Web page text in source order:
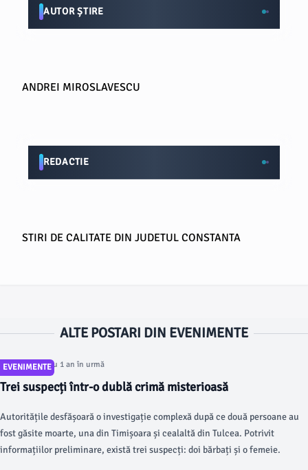
AUTOR ȘTIRE
ANDREI MIROSLAVESCU
REDACTIE
STIRI DE CALITATE DIN JUDETUL CONSTANTA
ALTE POSTARI DIN EVENIMENTE
EVENIMENTE
Articol postat cu 1 an în urmă
Trei suspecți într-o dublă crimă misterioasă
Autoritățile desfășoară o investigație complexă după ce două persoane au
fost găsite moarte, una din Timișoara și cealaltă din Tulcea. Potrivit
informațiilor preliminare, există trei suspecți: doi bărbați și o femeie.